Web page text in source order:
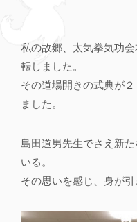
私の故郷、太気拳気功
転しました。
その道場開きの式典が
ました。
島田道男先生でさえ新
いる。
その思いを感じ、身が引